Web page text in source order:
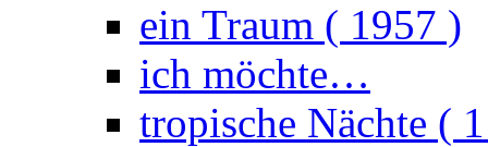
ein Traum ( 1957 )
ich möchte…
tropische Nächte (